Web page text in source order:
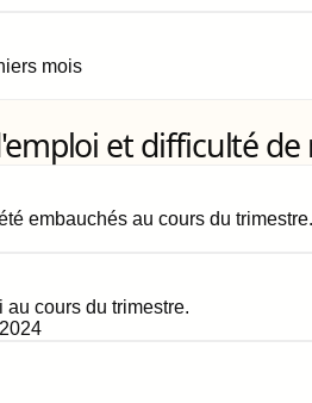
mois
et difficulté
embauchés au cours du trimestre.
cours du trimestre.